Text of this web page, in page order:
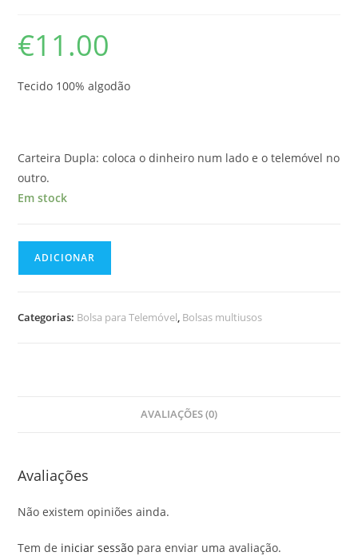
€11.00
Tecido 100% algodão
Carteira Dupla: coloca o dinheiro num lado e o telemóvel no
outro.
Em stock
ADICIONAR
Categorias: Bolsa para Telemóvel, Bolsas multiusos
AVALIAÇÕES (0)
Avaliações
Não existem opiniões ainda.
Tem de iniciar sessão para enviar uma avaliação.